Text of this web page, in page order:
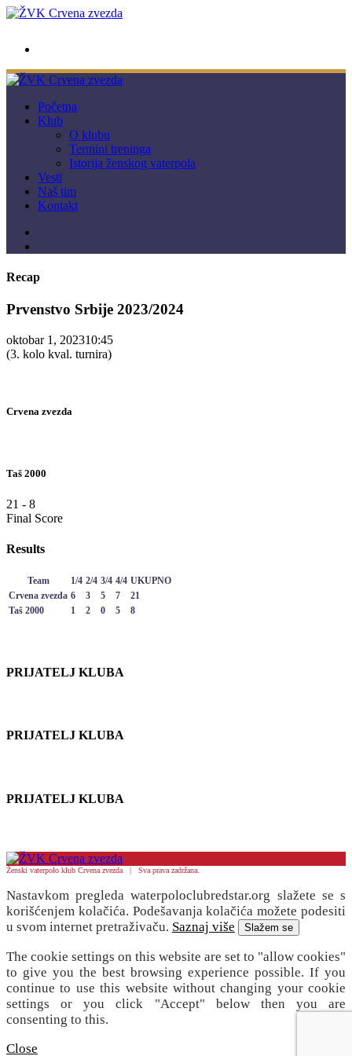
Početna
Klub
O klubu
Termini treninga
Istorija ženskog vaterpola
Vesti
Naš tim
Kontakt
Recap
Prvenstvo Srbije 2023/2024
oktobar 1, 202310:45
(3. kolo kval. turnira)
Crvena zvezda
Taš 2000
21 - 8
Final Score
Results
Team 1/4 2/4 3/4 4/4 UKUPNO
Crvena zvezda 6 3 5 7
21
Taš 2000
1 2 0 5 8
PRIJATELJ KLUBA
PRIJATELJ KLUBA
PRIJATELJ KLUBA
Ženski vaterpolo klub Crvena zvezda | Sva prava zadržana.
Nastavkom pregleda waterpoloclubredstar.org slažete se s
korišćenjem kolačića. Podešavanja kolačića možete podesiti
u svom internet pretraživaču. Saznaj više Slažem se
The cookie settings on this website are set to "allow cookies"
to give you the best browsing experience possible. If you
continue to use this website without changing your cookie
settings or you click "Accept" below then you are
consenting to this.
Close